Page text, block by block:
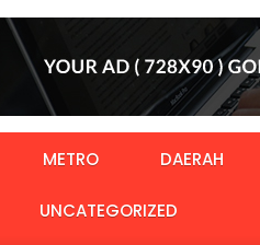
METRO DAERAH
UNCATEGORIZED